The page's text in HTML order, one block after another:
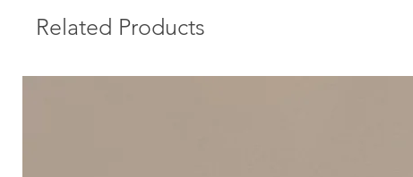
Related Products